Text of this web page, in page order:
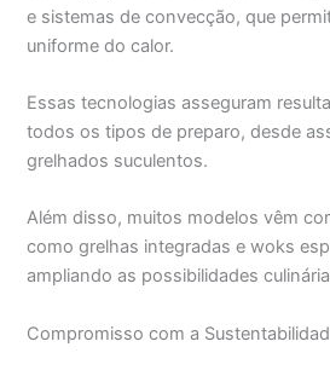
e sistemas de convecção, que
uniforme do calor.
Essas tecnologias asseguram
todos os tipos de preparo, desde
grelhados suculentos.
Além disso, muitos modelos vêm
como grelhas integradas e woks
ampliando as possibilidades
Compromisso com a